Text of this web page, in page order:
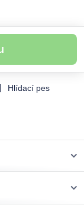
Hlídací pes